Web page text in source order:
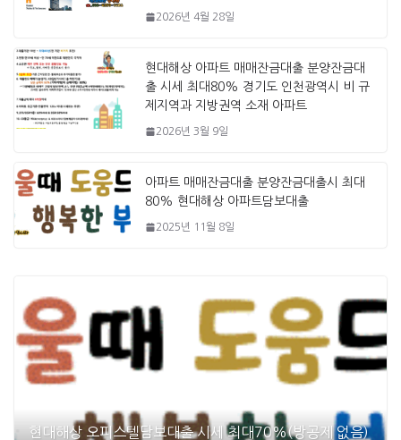
2026년 4월 28일
현대해상 아파트 매매잔금대출 분양잔금대
출 시세 최대80% 경기도 인천광역시 비 규
제지역과 지방권역 소재 아파트
2026년 3월 9일
아파트 매매잔금대출 분양잔금대출시 최대
80% 현대해상 아파트담보대출
2025년 11월 8일
현대해상 오피스텔담보대출 시세 최대70%(방공제 없음)